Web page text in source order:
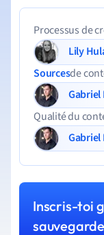
Processus de
Lily
Sourcesde
Gabriel
Qualité du
Gabriel
Inscris-toi